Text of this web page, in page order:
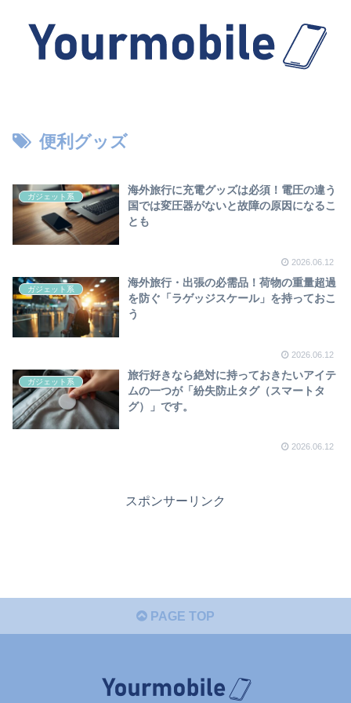
便利グッズ
ガジェット系
海外旅行に充電グッズは必須！電圧の違う
国では変圧器がないと故障の原因になるこ
とも
2026.06.12
ガジェット系
海外旅行・出張の必需品！荷物の重量超過
を防ぐ「ラゲッジスケール」を持っておこ
う
2026.06.12
ガジェット系
旅行好きなら絶対に持っておきたいアイテ
ムの一つが「紛失防止タグ（スマートタ
グ）」です。
2026.06.12
スポンサーリンク
PAGE TOP